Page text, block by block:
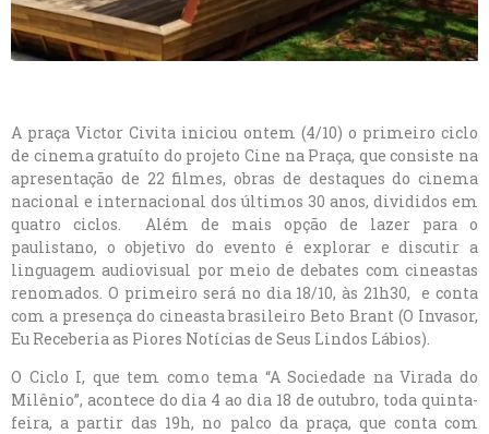
A praça Victor Civita iniciou ontem (4/10) o primeiro ciclo
de cinema gratuíto do projeto Cine na Praça, que consiste na
apresentação de 22 filmes, obras de destaques do cinema
nacional e internacional dos últimos 30 anos, divididos em
quatro ciclos. Além de mais opção de lazer para o
paulistano, o objetivo do evento é explorar e discutir a
linguagem audiovisual por meio de debates com cineastas
renomados. O primeiro será no dia 18/10, às 21h30, e conta
com a presença do cineasta brasileiro Beto Brant (O Invasor,
Eu Receberia as Piores Notícias de Seus Lindos Lábios).
O Ciclo I, que tem como tema “A Sociedade na Virada do
Milênio”, acontece do dia 4 ao dia 18 de outubro, toda quinta-
feira, a partir das 19h, no palco da praça, que conta com